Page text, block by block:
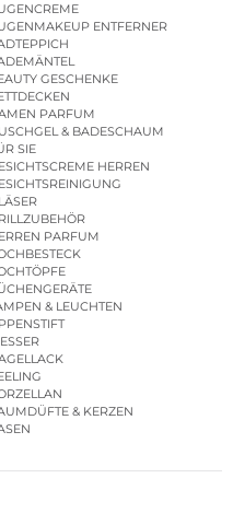
ENTFERNER
GESCHENKE
PARFUM
& BADESCHAUM
SIE
HERREN
PARFUM
& LEUCHTEN
& KERZEN